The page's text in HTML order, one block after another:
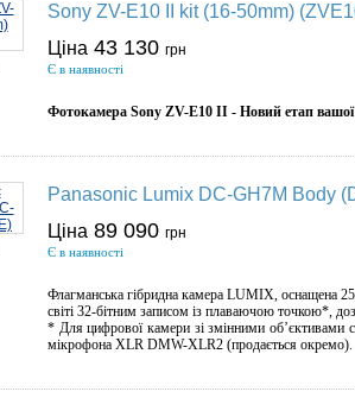
Sony ZV-E10 II kit (16-50mm)
Ціна 43 130 грн
Є в наявності
Фотокамера Sony ZV-E10 II - Новий етап вашої
Panasonic Lumix DC-GH7M Body
Ціна 89 090 грн
Є в наявності
Флагманська гібридна камера LUMIX, оснащена
світі 32-бітним записом із плаваючою точкою*,
* Для цифрової камери зі змінними об’єктивами
мікрофона XLR DMW-XLR2 (продається окремо).